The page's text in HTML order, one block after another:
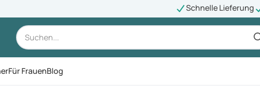
Schnelle Lieferung
Menü
Für FrauenBlog